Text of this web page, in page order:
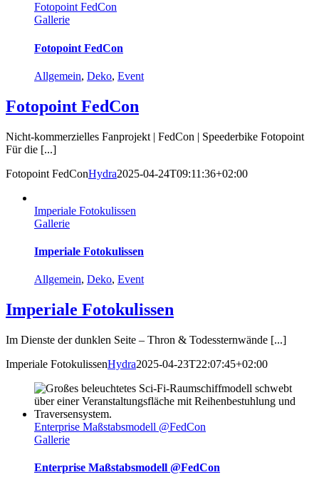
Fotopoint FedCon
Gallerie
Fotopoint FedCon
Allgemein, Deko, Event
Fotopoint FedCon
Nicht-kommerzielles Fanprojekt | FedCon | Speederbike Fotopoint
Für die [...]
Fotopoint FedConHydra2025-04-24T09:11:36+02:00
Imperiale Fotokulissen
Gallerie
Imperiale Fotokulissen
Allgemein, Deko, Event
Imperiale Fotokulissen
Im Dienste der dunklen Seite – Thron & Todessternwände [...]
Imperiale FotokulissenHydra2025-04-23T22:07:45+02:00
Enterprise Maßstabsmodell @FedCon
Gallerie
Enterprise Maßstabsmodell @FedCon